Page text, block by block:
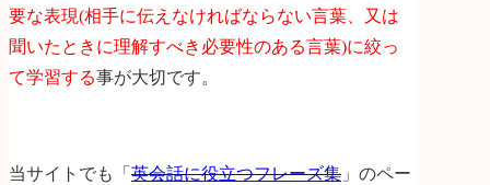
要な表現(相手に伝えなければならない言葉、又は
聞いたときに理解すべき必要性のある言葉)に絞っ
て学習する事が大切です。
当サイトでも「 英会話に役立つフレーズ集 」のペー